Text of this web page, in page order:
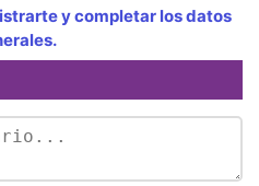
y completar los datos